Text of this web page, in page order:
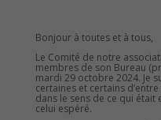
Bonjour à toutes et à tous,
Le Comité de notre
membres de son Bureau
mardi 29 octobre 2024. Je
certaines et certains
dans le sens de ce qui était
celui espéré.